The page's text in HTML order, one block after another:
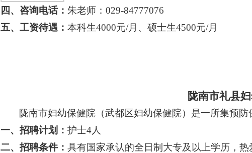
四、咨询电话： 朱老师： 029-84777076
五、工资待遇： 本科生4000元/月、硕士生4500元/月
陇南市礼县
陇南市妇幼保健院（武都区妇幼保健院）是一所集预
一、招聘计划： 护士4人
二、招聘条件： 具有国家承认的全日制大专及以上学历，